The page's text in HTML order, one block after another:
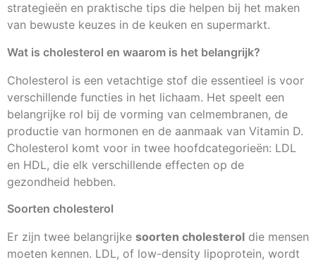
strategieën en praktische tips die helpen bij het maken
van bewuste keuzes in de keuken en supermarkt.
Wat is cholesterol en waarom is het belangrijk?
Cholesterol is een vetachtige stof die essentieel is voor
verschillende functies in het lichaam. Het speelt een
belangrijke rol bij de vorming van celmembranen, de
productie van hormonen en de aanmaak van Vitamin D.
Cholesterol komt voor in twee hoofdcategorieën: LDL
en HDL, die elk verschillende effecten op de
gezondheid hebben.
Soorten cholesterol
Er zijn twee belangrijke soorten cholesterol die mensen
moeten kennen. LDL, of low-density lipoprotein, wordt